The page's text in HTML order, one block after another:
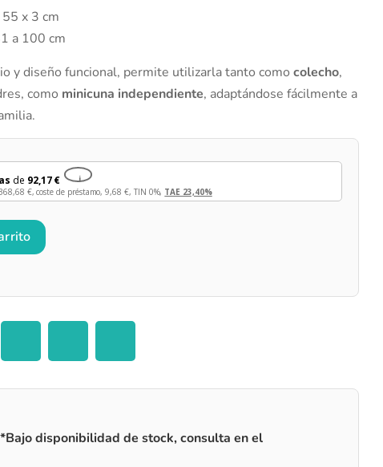
x 3 cm
a 100 cm
y diseño funcional, permite utilizarla tanto como colecho,
como minicuna independiente, adaptándose fácilmente a
de 92,17€
i
€, coste de préstamo,9,68 €, TIN 0%, TAE 23,40%
*Bajo disponibilidad de stock, consulta en el